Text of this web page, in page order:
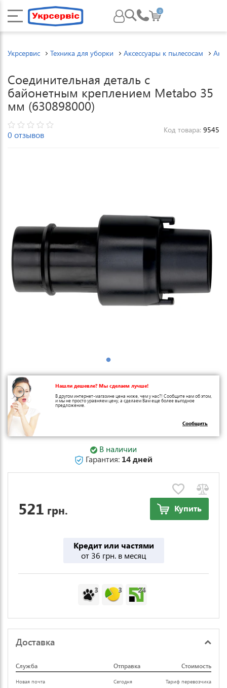
0
Укрсервис Техника для уборки Аксессуары к пылесосам
Соединительная деталь с
байонетным креплением Metabo 35
мм (630898000)
0 отзывов Код товара: 9545
Нашли дешевле? Мы сделаем лучше!
В другом интернет-магазине цена ниже, чем у нас?! Сообщите нам об этом,
и мы не просто уравняем цену, а сделаем Вам еще более выгодное
предложение.
Сообщить
В наличии
Гарантия: 14 дней
521 грн. Купить
Кредит или частями
от 36 грн. в месяц
3 3 24
Доставка
Служба Отправка Стоимость
Новая почта Сегодня
Тариф перевозчика